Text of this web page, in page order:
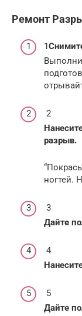
Ремонт
1
2
разрыв.
ногтей.
3
Дайте
4
5
Дайте